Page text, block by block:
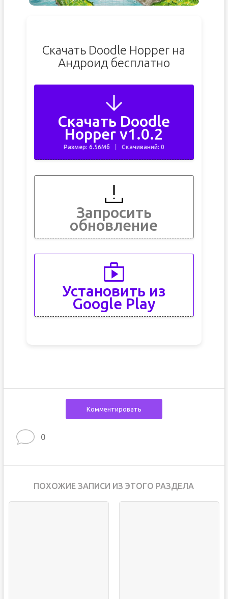
Скачать Doodle Hopper на
Андроид бесплатно
Скачать Doodle
Hopper v1.0.2
Размер: 6.56Мб Скачиваний: 0
Запросить
обновление
Установить из
Google Play
Комментировать
0
ПОХОЖИЕ ЗАПИСИ ИЗ ЭТОГО РАЗДЕЛА